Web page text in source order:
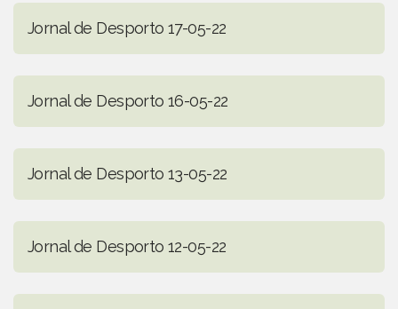
Jornal de Desporto 17-05-22
Jornal de Desporto 16-05-22
Jornal de Desporto 13-05-22
Jornal de Desporto 12-05-22